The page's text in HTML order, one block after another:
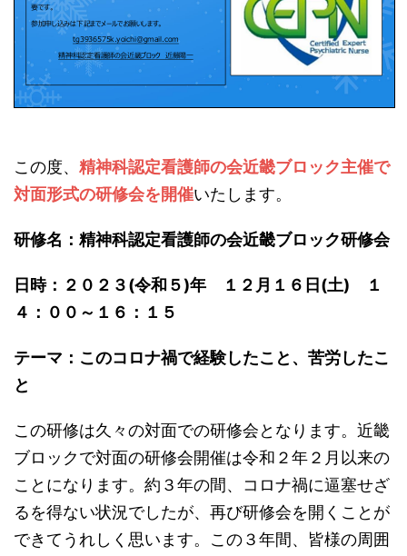
この度、 精神科認定看護師の会近畿ブロック主催で
対面形式の研修会を開催いたします。
研修名：精神科認定看護師の会近畿ブロック研修会
日時：２０２３(令和５)年 １２月１６日(土) １
４：００～１６：１５
テーマ：このコロナ禍で経験したこと、苦労したこ
と
この研修は久々の対面での研修会となります。近畿
ブロックで対面の研修会開催は令和２年２月以来の
ことになります。約３年の間、コロナ禍に逼塞せざ
るを得ない状況でしたが、再び研修会を開くことが
できてうれしく思います。この３年間、皆様の周囲